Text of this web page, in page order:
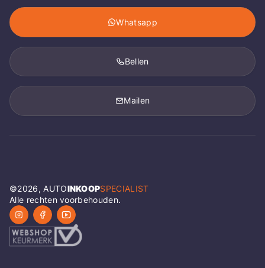
Whatsapp
Bellen
Mailen
©2026, AUTOINKOOPSPECIALIST
Alle rechten voorbehouden.